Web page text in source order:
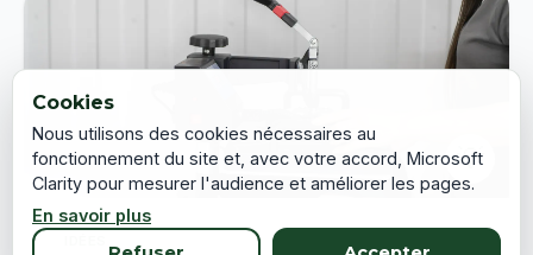
💡
Cookies
Nous utilisons des cookies nécessaires au
fonctionnement du site et, avec votre accord, Microsoft
Clarity pour mesurer l'audience et améliorer les pages.
En savoir plus